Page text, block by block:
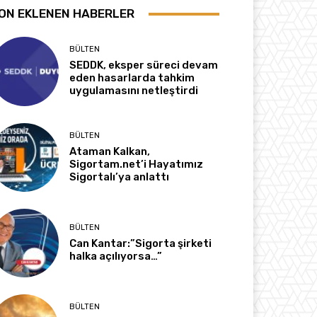
EKLENEN HABERLER
BÜLTEN
SEDDK, eksper süreci devam
eden hasarlarda tahkim
uygulamasını netleştirdi
BÜLTEN
Ataman Kalkan,
Sigortam.net’i Hayatımız
Sigortalı’ya anlattı
BÜLTEN
Can Kantar:”Sigorta şirketi
halka açılıyorsa…”
BÜLTEN